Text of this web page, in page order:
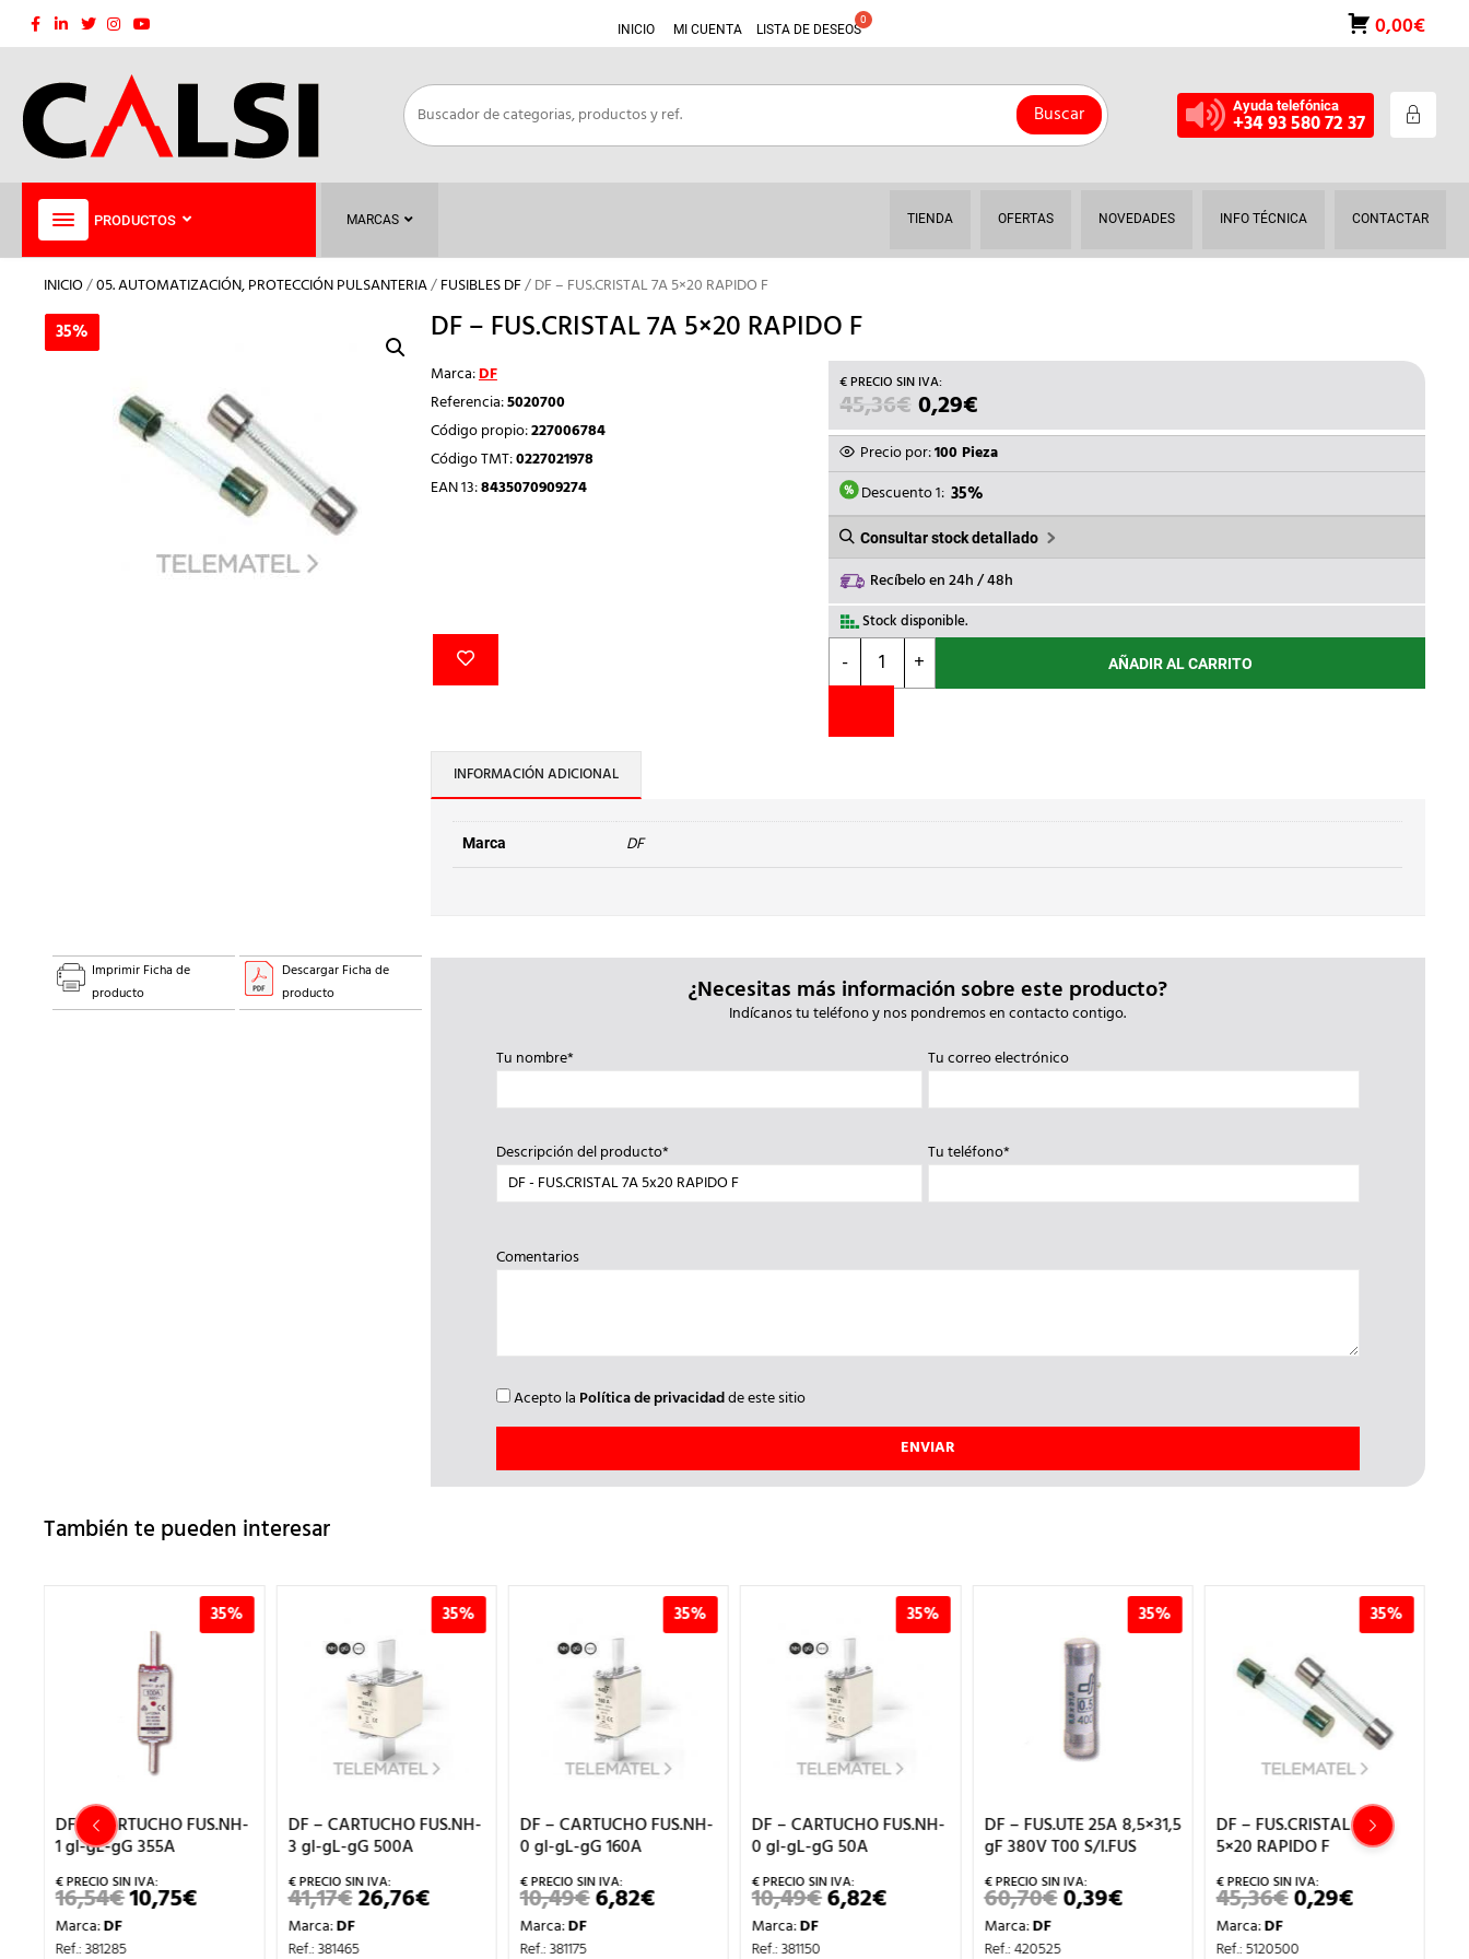
Saltar
INICIO MI CUENTA LISTA DE DESEOS 0,00€
Buscar Ayuda telefónica
+34 93 580 72 37
PRODUCTOS MARCAS TIENDA OFERTAS NOVEDADES INFO TÉCNICA CONTACTAR
INICIO/05. AUTOMATIZACIÓN, PROTECCIÓN PULSANTERIA/FUSIBLES DF/ DF – FUS.CRISTAL 7A 5×20 RAPIDO F
35% DF – FUS.CRISTAL 7A 5×20 RAPIDO F
Marca:DF
Referencia:5020700
Código propio:227006784
Código TMT:0227021978
EAN 13:8435070909274
45,36€ EL
PRECIO
ORIGINAL
ERA:
45,36€.
0,29€EL
PRECIO
ACTUAL
ES:
0,29€.
Precio por:100 Pieza
Descuento 1: 35%
Consultar stock detallado
Recíbelo en 24h / 48h
Stock disponible.
-
FUS.CRISTAL
5x20
+ AÑADIR AL CARRITO
INFORMACIÓN ADICIONAL
Marca DF
35%
Imprimir Ficha de
producto
Descargar Ficha de
producto
¿Necesitas más información sobre este producto?
Indícanos tu teléfono y nos pondremos en contacto contigo.
Tu nombre*
Tu correo electrónico
Descripción del producto* Tu teléfono*
Comentarios
Acepto la Política de privacidadde este sitio
También te pueden interesar
35%
DF – CARTUCHO FUS.NH-
3 gl-gL-gG 500A
41,17€EL
PRECIO
26,76€
Marca:DF
Ref.: 381465
35%
DF – CARTUCHO FUS.NH-
0 gl-gL-gG 160A
10,49€EL
PRECIO
6,82€EL
PRECIO
Marca:DF
Ref.: 381175
35%
DF – CARTUCHO FUS.NH-
0 gl-gL-gG 50A
10,49€ EL
PRECIO
6,82€
Marca:DF
Ref.: 381150
35%
DF – FUS.UTE 25A 8,5×31,5
gF 380V T00 S/I.FUS
60,70€EL
PRECIO
0,39€
Marca:DF
Ref.: 420525
35%
DF – FUS.CRISTAL 5A
5×20 RAPIDO F
45,36€ EL
PRECIO
0,29€
Marca:DF
Ref.: 5120500
35%
DF – FUS.CRISTAL 1A 5×20
RAPIDO F
45,36€ EL
PRECIO
ERA:
0,29€
Marca:DF
Ref.: 5120100